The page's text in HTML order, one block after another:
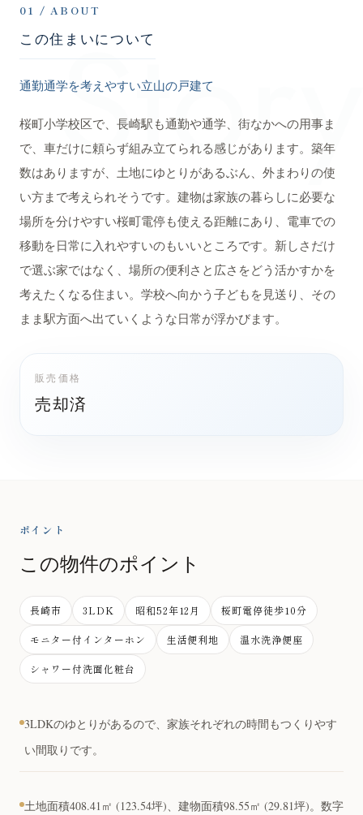
Story
01 / ABOUT
この住まいについて
通勤通学を考えやすい立山の戸建て
桜町小学校区で、長崎駅も通勤や通学、街なかへの用事ま
で、車だけに頼らず組み立てられる感じがあります。築年
数はありますが、土地にゆとりがあるぶん、外まわりの使
い方まで考えられそうです。建物は家族の暮らしに必要な
場所を分けやすい桜町電停も使える距離にあり、電車での
移動を日常に入れやすいのもいいところです。新しさだけ
で選ぶ家ではなく、場所の便利さと広さをどう活かすかを
考えたくなる住まい。学校へ向かう子どもを見送り、その
まま駅方面へ出ていくような日常が浮かびます。
販売価格
売却済
ポイント
この物件のポイント
長崎市 3LDK 昭和52年12月 桜町電停徒歩10分
モニター付インターホン 生活便利地 温水洗浄便座
シャワー付洗面化粧台
3LDKのゆとりがあるので、家族それぞれの時間もつくりやす
い間取りです。
土地面積408.41㎡ (123.54坪)、建物面積98.55㎡ (29.81坪)。数字